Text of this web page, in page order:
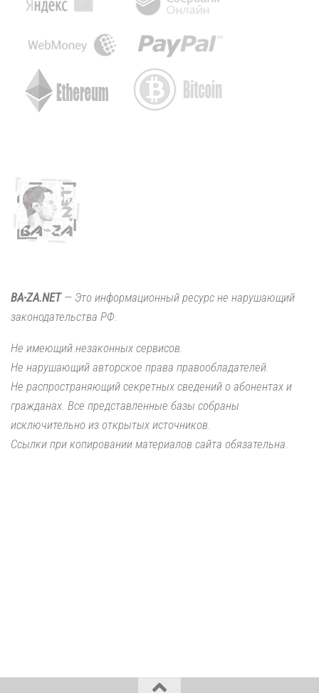
BA-ZA.NET— Это информационный ресурс не нарушающий
законодательства РФ.
Не имеющий незаконных сервисов.
Не нарушающий авторское права правообладателей.
Не распространяющий секретных сведений о абонентах и
гражданах. Все представленные базы собраны
исключительно из открытых источников.
Ссылки при копировании материалов сайта обязательна.